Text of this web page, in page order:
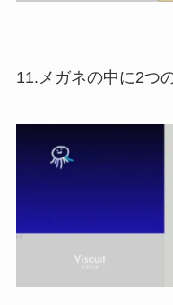
11.メガネの中に2つ